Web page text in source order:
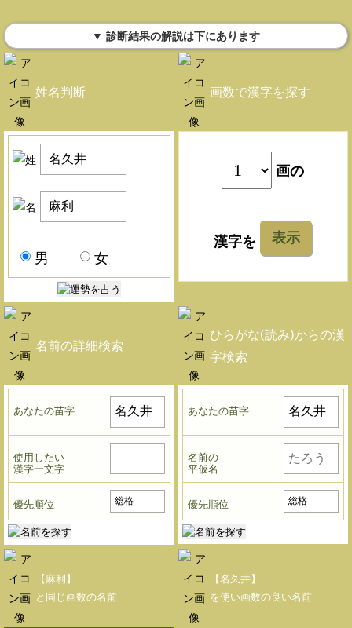
▼ 診断結果の解説は下にあります
姓名判断
男 女
画数で漢字を探す
画の
漢字を 表示
名前の詳細検索
あなたの苗字
使用したい
漢字一文字
優先順位
ひらがな(読み)からの漢
字検索
あなたの苗字
名前の
平仮名
優先順位
【麻利】
と同じ画数の名前
【名久井】
を使い画数の良い名前